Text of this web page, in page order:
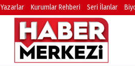
Yazarlar Kurumlar Rehberi Seri İlanlar